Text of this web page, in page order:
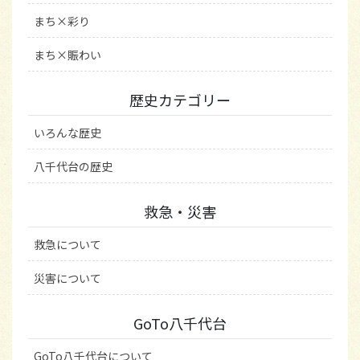
まち×彩り
まち×賑わい
歴史カテゴリー
いろんな歴史
八千代台の歴史
救急・災害
救急について
災害について
GoTo八千代台
GoTo八千代台について